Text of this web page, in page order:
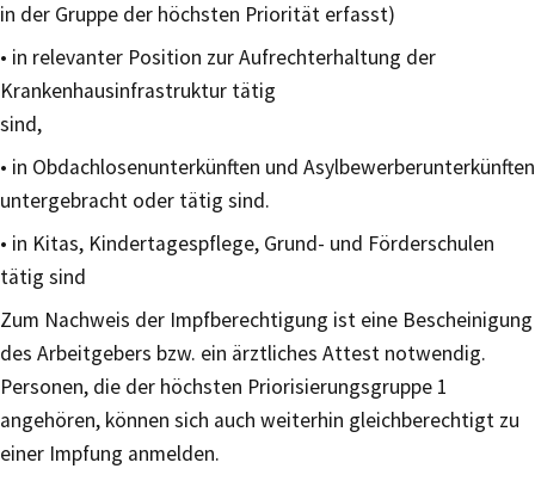
in der Gruppe der höchsten Priorität erfasst)
• in relevanter Position zur Aufrechterhaltung der
Krankenhausinfrastruktur tätig
sind,
• in Obdachlosenunterkünften und Asylbewerberunterkünften
untergebracht oder tätig sind.
• in Kitas, Kindertagespflege, Grund- und Förderschulen
tätig sind
Zum Nachweis der Impfberechtigung ist eine Bescheinigung
des Arbeitgebers bzw. ein ärztliches Attest notwendig.
Personen, die der höchsten Priorisierungsgruppe 1
angehören, können sich auch weiterhin gleichberechtigt zu
einer Impfung anmelden.